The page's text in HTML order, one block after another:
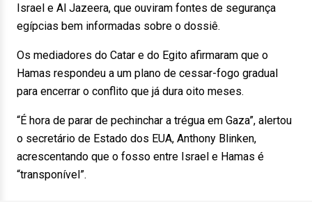
Israel e Al Jazeera, que ouviram fontes de segurança
egípcias bem informadas sobre o dossiê.
Os mediadores do Catar e do Egito afirmaram que o
Hamas respondeu a um plano de cessar-fogo gradual
para encerrar o conflito que já dura oito meses.
“É hora de parar de pechinchar a trégua em Gaza”, alertou
o secretário de Estado dos EUA, Anthony Blinken,
acrescentando que o fosso entre Israel e Hamas é
“transponível”.